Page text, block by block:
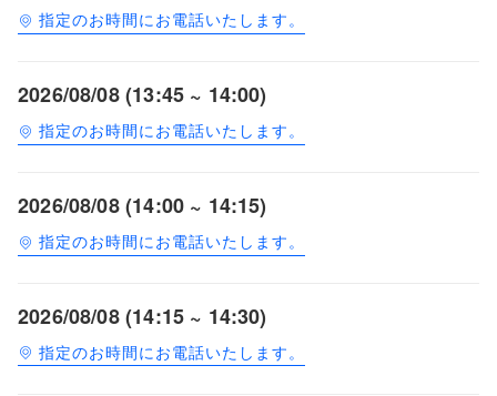
指定のお時間にお電話いたします。
2026/08/08 (13:45 ~ 14:00)
指定のお時間にお電話いたします。
2026/08/08 (14:00 ~ 14:15)
指定のお時間にお電話いたします。
2026/08/08 (14:15 ~ 14:30)
指定のお時間にお電話いたします。